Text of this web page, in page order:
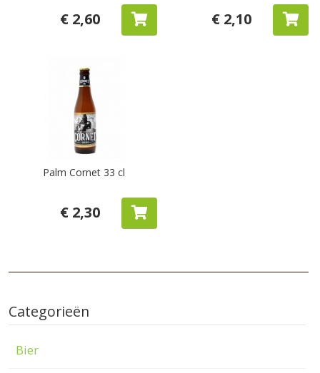
€ 2,60 € 2,10
Palm Cornet 33 cl
€ 2,30
Categorieën
Bier